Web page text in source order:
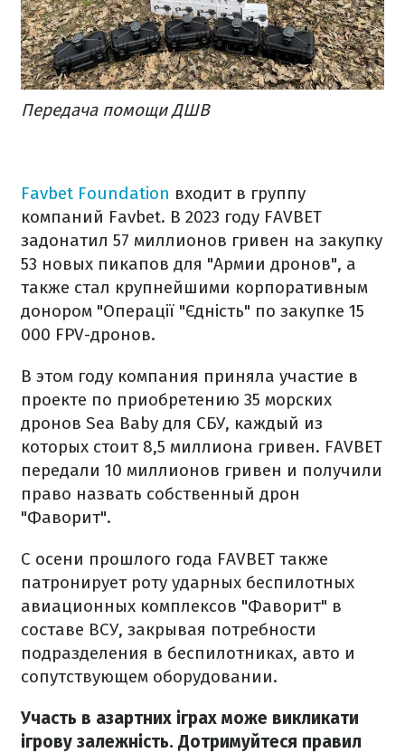
Передача помощи ДШВ
Favbet Foundation входит в группу
компаний Favbet. В 2023 году FAVBET
задонатил 57 миллионов гривен на закупку
53 новых пикапов для "Армии дронов", а
также стал крупнейшими корпоративным
донором "Операції "Єдність" по закупке 15
000 FPV-дронов.
В этом году компания приняла участие в
проекте по приобретению 35 морских
дронов Sea Baby для СБУ, каждый из
которых стоит 8,5 миллиона гривен. FAVBET
передали 10 миллионов гривен и получили
право назвать собственный дрон
"Фаворит".
С осени прошлого года FAVBET также
патронирует роту ударных беспилотных
авиационных комплексов "Фаворит" в
составе ВСУ, закрывая потребности
подразделения в беспилотниках, авто и
сопутствующем оборудовании.
Участь в азартних іграх може викликати
ігрову залежність. Дотримуйтеся правил